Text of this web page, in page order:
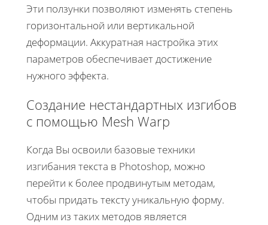
Эти ползунки позволяют изменять степень
горизонтальной или вертикальной
деформации. Аккуратная настройка этих
параметров обеспечивает достижение
нужного эффекта.
Создание нестандартных изгибов
с помощью Mesh Warp
Когда Вы освоили базовые техники
изгибания текста в Photoshop, можно
перейти к более продвинутым методам,
чтобы придать тексту уникальную форму.
Одним из таких методов является